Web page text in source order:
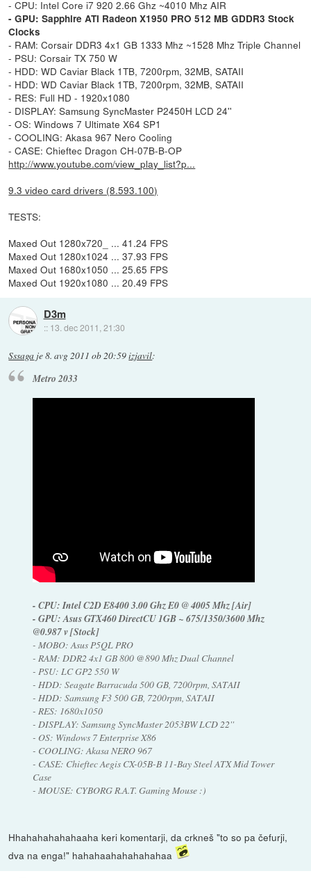
- CPU: Intel Core i7 920 2.66 Ghz ~4010 Mhz AIR
- GPU: Sapphire ATI Radeon X1950 PRO 512 MB GDDR3 Stock
Clocks
- RAM: Corsair DDR3 4x1 GB 1333 Mhz ~1528 Mhz Triple Channel
- PSU: Corsair TX 750 W
- HDD: WD Caviar Black 1TB, 7200rpm, 32MB, SATAII
- HDD: WD Caviar Black 1TB, 7200rpm, 32MB, SATAII
- RES: Full HD - 1920x1080
- DISPLAY: Samsung SyncMaster P2450H LCD 24''
- OS: Windows 7 Ultimate X64 SP1
- COOLING: Akasa 967 Nero Cooling
- CASE: Chieftec Dragon CH-07B-B-OP
http://www.youtube.com/view_play_list?p...
9.3 video card drivers (8.593.100)
TESTS:
Maxed Out 1280x720_ ... 41.24 FPS
Maxed Out 1280x1024 ... 37.93 FPS
Maxed Out 1680x1050 ... 25.65 FPS
Maxed Out 1920x1080 ... 20.49 FPS
D3m
:: 13. dec 2011, 21:30
Sssaga je8. avg 2011 ob 20:59izjavil:
Metro 2033
- CPU: Intel C2D E8400 3.00 Ghz E0 @ 4005 Mhz [Air]
- GPU: Asus GTX460 DirectCU 1GB ~ 675/1350/3600 Mhz
@0.987 v [Stock]
- MOBO: Asus P5QL PRO
- RAM: DDR2 4x1 GB 800 @890 Mhz Dual Channel
- PSU: LC GP2 550 W
- HDD: Seagate Barracuda 500 GB, 7200rpm, SATAII
- HDD: Samsung F3 500 GB, 7200rpm, SATAII
- RES: 1680x1050
- DISPLAY: Samsung SyncMaster 2053BW LCD 22''
- OS: Windows 7 Enterprise X86
- COOLING: Akasa NERO 967
- CASE: Chieftec Aegis CX-05B-B 11-Bay Steel ATX Mid Tower
Case
- MOUSE: CYBORG R.A.T. Gaming Mouse :)
Hhahahahahahaaha keri komentarji, da crkneš "to so pa čefurji,
dva na enga!" hahahaahahahahahaa